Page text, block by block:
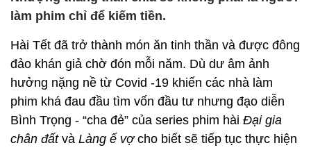
làm phim chỉ để kiếm tiền.
Hài Tết đã trở thành món ăn tinh thần và được đông
đảo khán giả chờ đón mỗi năm. Dù dư âm ảnh
hưởng nặng nề từ Covid -19 khiến các nhà làm
phim khá đau đầu tìm vốn đầu tư nhưng đạo diễn
Bình Trọng - “cha đẻ” của series phim hài Đại gia
chân đấtvà Làng ế vợ cho biết sẽ tiếp tục thực hiện